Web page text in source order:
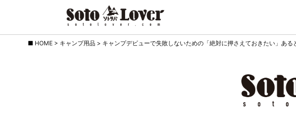
HOME > キャンプ用品 > キャンプデビューで失敗しないための「絶対に押さえておきたい」ある